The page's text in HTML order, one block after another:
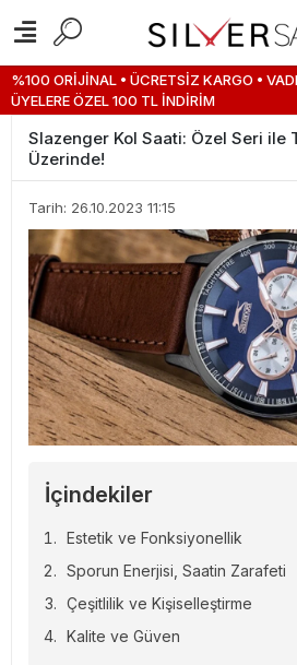
%100 ORİJİNAL • ÜCRETSİZ KARGO •
ÜYELERE ÖZEL 100 TL İNDİRİM
Slazenger Kol Saati: Özel Seri ile
Üzerinde!
Tarih: 26.10.2023 11:15
İçindekiler
Estetik ve Fonksiyonellik
Sporun Enerjisi, Saatin Zarafeti
Çeşitlilik ve Kişiselleştirme
Kalite ve Güven